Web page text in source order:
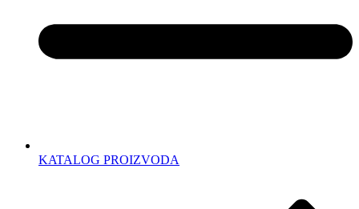
KATALOG PROIZVODA